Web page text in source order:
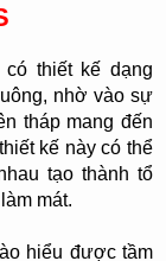
có thiết kế dạng
nhờ vào sự
tháp mang đến
kế này có thể
tạo thành tổ
mát.
hiểu được tầm